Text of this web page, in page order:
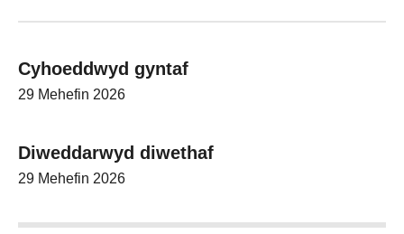
Cyhoeddwyd gyntaf
29 Mehefin 2026
Diweddarwyd diwethaf
29 Mehefin 2026